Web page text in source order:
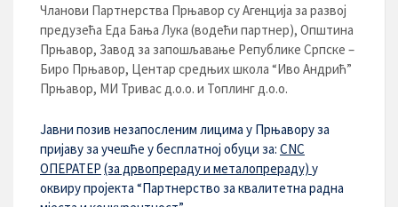
Чланови Партнерства Прњавор су Агенција за развој
предузећа Еда Бања Лука (водећи партнер), Општина
Прњавор, Завод за запошљавање Републике Српске –
Биро Прњавор, Центар средњих школа “Иво Андрић”
Прњавор, МИ Тривас д.о.о. и Топлинг д.о.о.
Јавни позив незапосленим лицима у Прњавору за
пријаву за учешће у бесплатној обуци за: CNC
ОПЕРАТЕР (за дрвопрераду и металопрераду) у
оквиру пројекта “Партнерство за квалитетна радна